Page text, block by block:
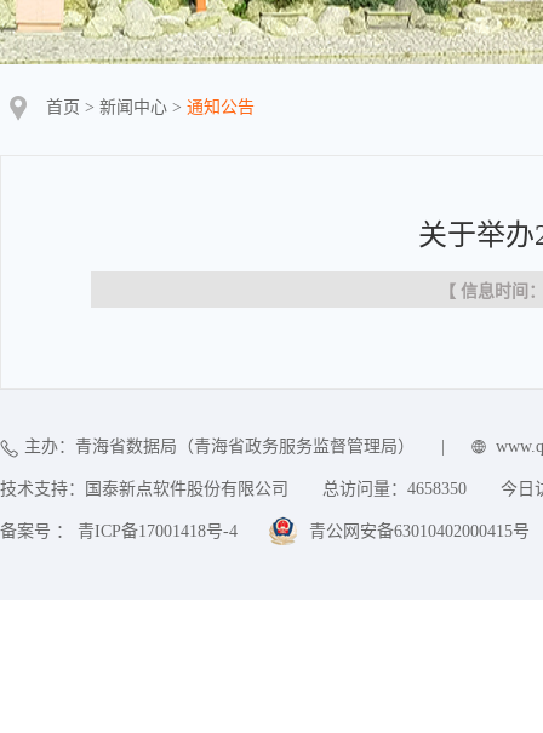
首页 > 新闻中心 > 通知公告
关于举办
【 信息时间
主办：青海省数据局（青海省政务服务监督管理局）
技术支持：国泰新点软件股份有限公司 总访问量： 4658350 今日
备案号 ： 青ICP备17001418号-4 青公网安备63010402000415号